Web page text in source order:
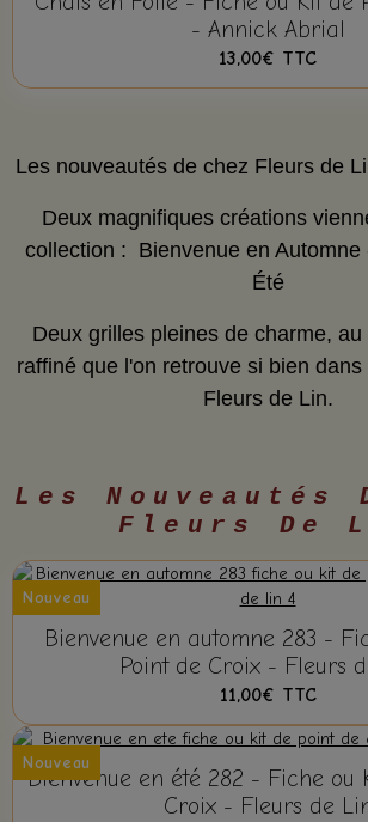
- Annick Abrial
13,00€ TTC
Les nouveautés de chez Fleurs de
Deux magnifiques créations
collection : Bienvenue en
Été
Deux grilles pleines de charme,
raffiné que l'on retrouve si bien
Fleurs de Lin.
Les Nouveautés
Fleurs De
Nouveau
Bienvenue en automne 283 -
Point de Croix - Fleurs
11,00€ TTC
Nouveau
Bienvenue en été 282 - Fiche ou
Croix - Fleurs de